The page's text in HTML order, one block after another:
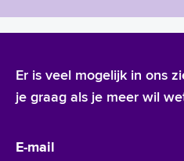
Er is veel mogelijk in ons
je graag als je meer wil
E-mail